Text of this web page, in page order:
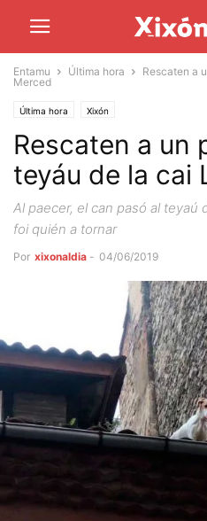
Entamu Última hora
Rescaten a
Merced
Última hora Xixón
Rescaten a un
teyáu de la cai
Al paecer, el can pasó al
foi quién a tornar
Por xixonaldia - 04/06/2019